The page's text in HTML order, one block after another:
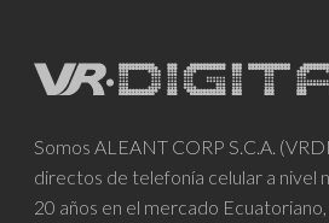
Somos ALEANT CORP S.C.A.
directos de telefonía celular a nivel
20 años en el mercado